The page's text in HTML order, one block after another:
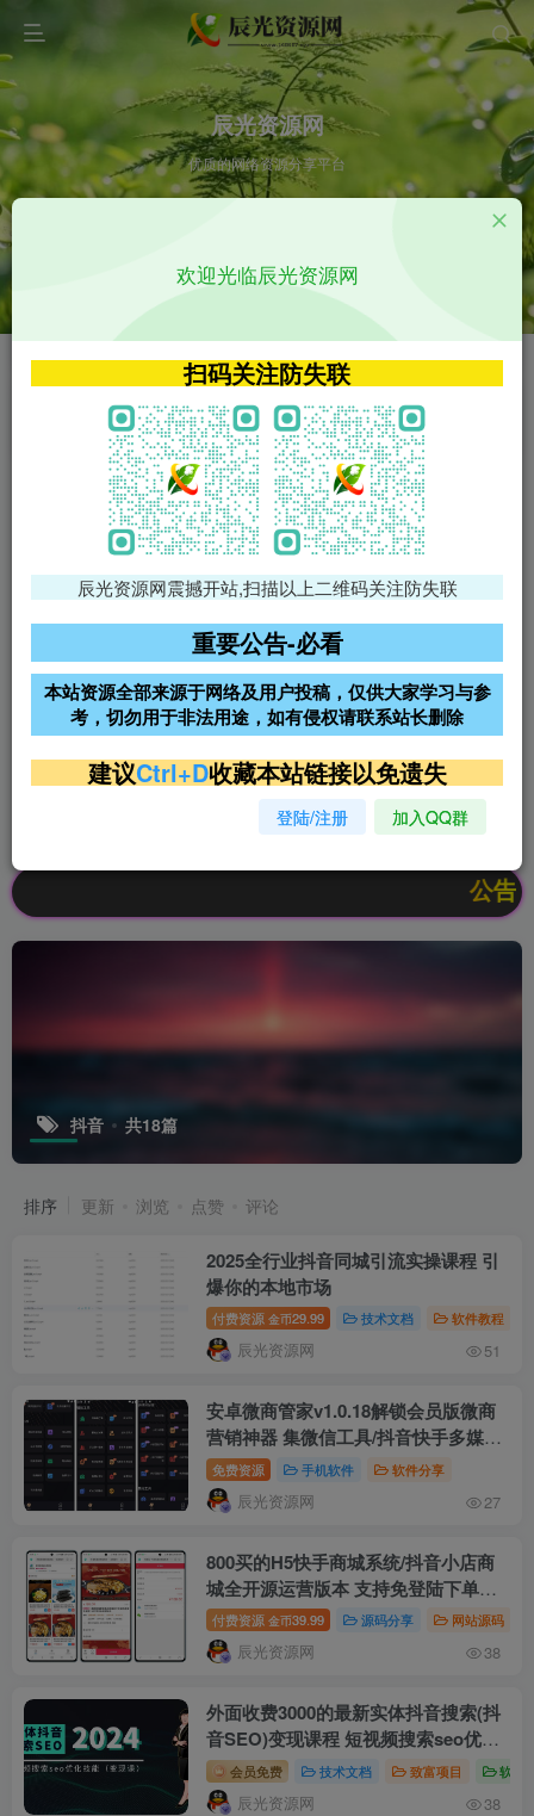
辰光资源网
优质的网络资源分享平台
VIP特权介绍 APP源码
VIP特权介绍
火
VIP特权介绍
影视源码
影视源码
免费领支付宝红包
腾讯轻量4核4G3M服务器38元/
阿里云2核2G200M服务器68元/
年
雨云高防免备案服务器
超低价文字广告位招租 超低价文字广告位招租
超低价文字广告位招租
公告：欢
抖音 共18篇
排序 更新 浏览 点赞 评论
2025全行业抖音同城引流实操课程 引
爆你的本地市场
付费资源 金币29.99 技术文档 软件教程
辰光资源网 51
安卓微商管家v1.0.18解锁会员版微商
营销神器 集微信工具/抖音快手多媒体
工具等几十款工具
免费资源 手机软件 软件分享
辰光资源网 27
800买的H5快手商城系统/抖音小店商
城全开源运营版本 支持免登陆下单对
接易支付
付费资源 金币39.99 源码分享 网站源码
辰光资源网 38
外面收费3000的最新实体抖音搜索(抖
音SEO)变现课程 短视频搜索seo优化
技能(8节视频课)
会员免费 技术文档 致富项目 软件
辰光资源网 38
欢迎光临辰光资源网
扫码关注防失联
辰光资源网震撼开站,扫描以上二维码关注防失联
重要公告-必看
本站资源全部来源于网络及用户投稿，仅供大家学习与参
考，切勿用于非法用途，如有侵权请联系站长删除
建议Ctrl+D收藏本站链接以免遗失
登陆/注册 加入QQ群